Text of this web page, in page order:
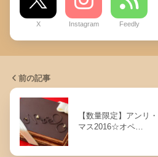
X Instagram Feedly
前の記事
【数量限定】アンリ
マス2016☆オペ…